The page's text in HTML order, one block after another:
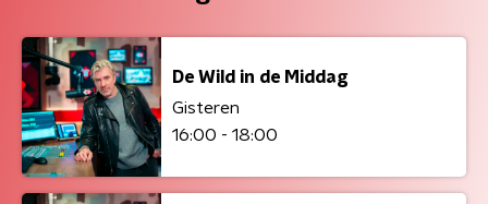
De Wild in de Middag
Gisteren
16:00 - 18:00